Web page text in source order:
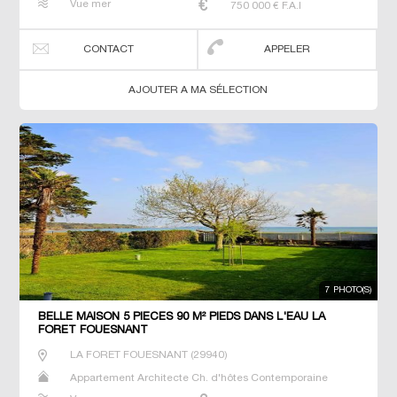
Prestige Propriété T4 T6 T7 Villa
Vue mer 750 000 € F.A.I
CONTACT APPELER
AJOUTER A MA SÉLECTION
7 PHOTO(S)
BELLE MAISON 5 PIECES 90 M² PIEDS DANS L'EAU LA
FORET FOUESNANT
LA FORET FOUESNANT(29940)
Appartement Architecte Ch. d'hôtes Contemporaine